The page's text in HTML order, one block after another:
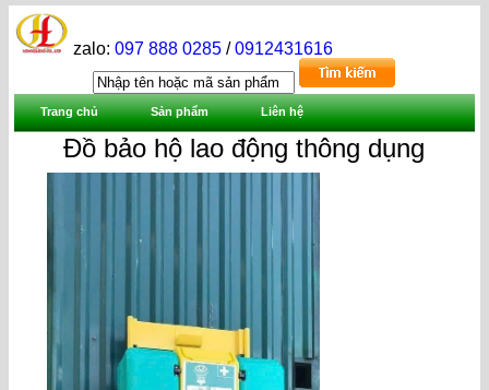
zalo:097 888 0285 /0912431616
Trang chủ Sản phẩm Liên hệ
Đồ bảo hộ lao động thông dụng